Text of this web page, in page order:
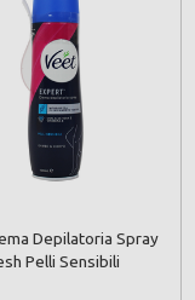
Depilatoria Spray
Pelli Sensibili